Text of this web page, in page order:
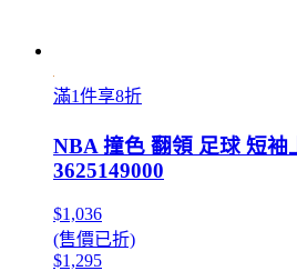
滿1件享8折
NBA 撞色 翻領 足球 短袖
3625149000
$1,036
(售價已折)
$1,295